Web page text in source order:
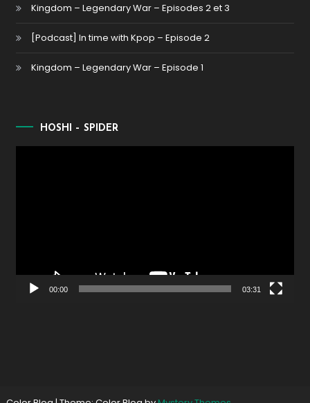
Kingdom – Legendary War – Episodes 2 et 3
[Podcast] In time with Kpop – Episode 2
Kingdom – Legendary War – Episode 1
HOSHI – SPIDER
00:00 03:31